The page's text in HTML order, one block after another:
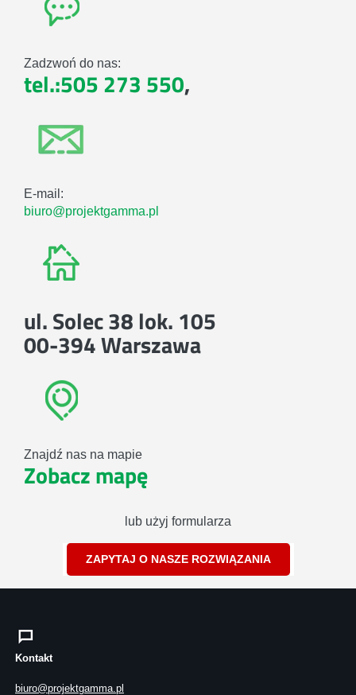
Zadzwoń do nas:
tel.:505 273 550,
E-mail:
biuro@projektgamma.pl
ul. Solec 38 lok. 105
00-394 Warszawa
Znajdź nas na mapie
Zobacz mapę
lub użyj formularza
ZAPYTAJ O NASZE ROZWIĄZANIA
Kontakt
biuro@projektgamma.pl